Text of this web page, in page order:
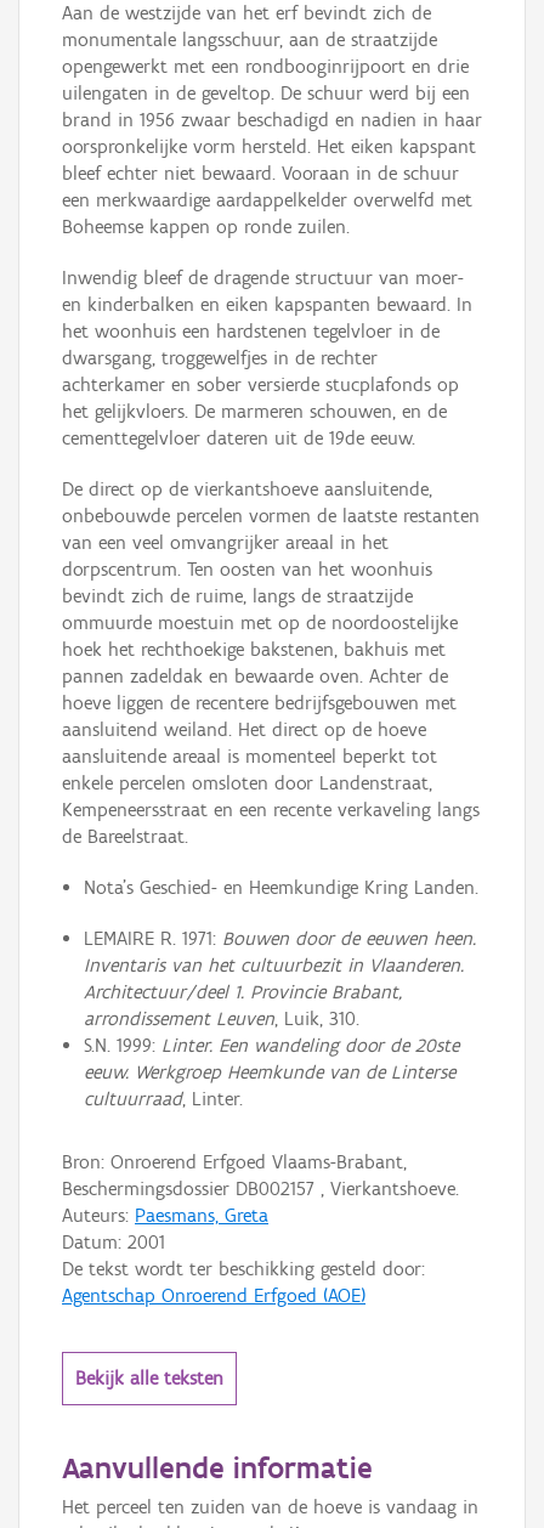
Aan de westzijde van het erf bevindt zich de
monumentale langsschuur, aan de straatzijde
opengewerkt met een rondbooginrijpoort en drie
uilengaten in de geveltop. De schuur werd bij een
brand in 1956 zwaar beschadigd en nadien in haar
oorspronkelijke vorm hersteld. Het eiken kapspant
bleef echter niet bewaard. Vooraan in de schuur
een merkwaardige aardappelkelder overwelfd met
Boheemse kappen op ronde zuilen.
Inwendig bleef de dragende structuur van moer-
en kinderbalken en eiken kapspanten bewaard. In
het woonhuis een hardstenen tegelvloer in de
dwarsgang, troggewelfjes in de rechter
achterkamer en sober versierde stucplafonds op
het gelijkvloers. De marmeren schouwen, en de
cementtegelvloer dateren uit de 19de eeuw.
De direct op de vierkantshoeve aansluitende,
onbebouwde percelen vormen de laatste restanten
van een veel omvangrijker areaal in het
dorpscentrum. Ten oosten van het woonhuis
bevindt zich de ruime, langs de straatzijde
ommuurde moestuin met op de noordoostelijke
hoek het rechthoekige bakstenen, bakhuis met
pannen zadeldak en bewaarde oven. Achter de
hoeve liggen de recentere bedrijfsgebouwen met
aansluitend weiland. Het direct op de hoeve
aansluitende areaal is momenteel beperkt tot
enkele percelen omsloten door Landenstraat,
Kempeneersstraat en een recente verkaveling langs
de Bareelstraat.
Nota’s Geschied- en Heemkundige Kring Landen.
LEMAIRE R. 1971: Bouwen door de eeuwen heen.
Inventaris van het cultuurbezit in Vlaanderen.
Architectuur/deel 1. Provincie Brabant,
arrondissement Leuven, Luik, 310.
S.N. 1999: Linter. Een wandeling door de 20ste
eeuw. Werkgroep Heemkunde van de Linterse
cultuurraad, Linter.
Bron: Onroerend Erfgoed Vlaams-Brabant,
Beschermingsdossier DB002157 , Vierkantshoeve.
Auteurs: Paesmans, Greta
Datum: 2001
De tekst wordt ter beschikking gesteld door:
Agentschap Onroerend Erfgoed (AOE)
Bekijk alle teksten
Aanvullende informatie
Het perceel ten zuiden van de hoeve is vandaag in